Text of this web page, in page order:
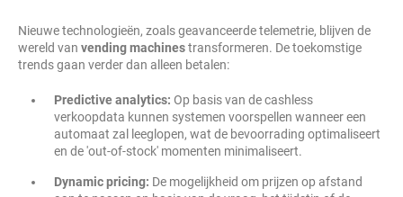
Nieuwe technologieën, zoals geavanceerde telemetrie, blijven de
wereld van vending machinestransformeren. De toekomstige
trends gaan verder dan alleen betalen:
Predictive analytics: Op basis van de cashless
verkoopdata kunnen systemen voorspellen wanneer een
automaat zal leeglopen, wat de bevoorrading optimaliseert
en de 'out-of-stock' momenten minimaliseert.
Dynamic pricing: De mogelijkheid om prijzen op afstand